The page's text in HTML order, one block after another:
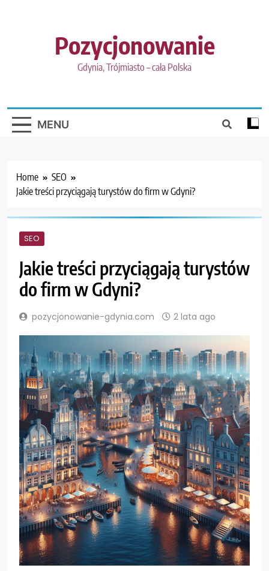
Pozycjonowanie
Gdynia, Trójmiasto – cała Polska
MENU
Home
SEO
Jakie treści przyciągają turystów do firm w Gdyni?
SEO
Jakie treści przyciągają turystów
do firm w Gdyni?
pozycjonowanie-gdynia.com 2 lata ago